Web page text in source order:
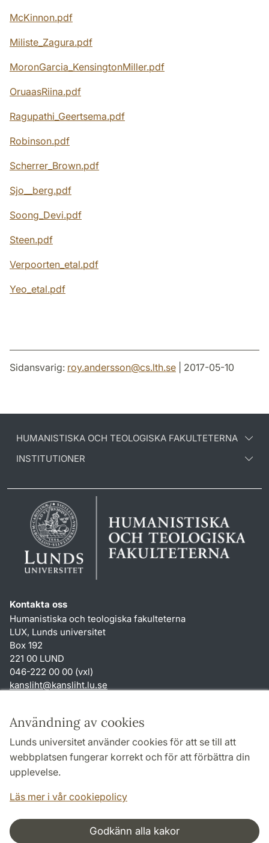
Användning av cookies
Lunds universitet använder cookies för att se till att
webbplatsen fungerar korrekt och för att förbättra din
upplevelse.
Läs mer i vår cookiepolicy
Godkänn alla kakor
McKinnon.pdf
Miliste_Zagura.pdf
MoronGarcia_KensingtonMiller.pdf
OruaasRiina.pdf
Ragupathi_Geertsema.pdf
Robinson.pdf
Scherrer_Brown.pdf
Sjo__berg.pdf
Soong_Devi.pdf
Steen.pdf
Verpoorten_etal.pdf
Yeo_etal.pdf
Sidansvarig: roy.andersson@cs.lth.se | 2017-05-10
HUMANISTISKA OCH TEOLOGISKA FAKULTETERNA
INSTITUTIONER
Kontakta oss
Humanistiska och teologiska fakulteterna
LUX, Lunds universitet
Box 192
221 00 LUND
046-222 00 00 (vxl)
kansliht@kansliht.lu.se
Genvägar
Om webbplatsen och cookies
Behandling av personuppgifter
Tillgänglighetsredogörelse